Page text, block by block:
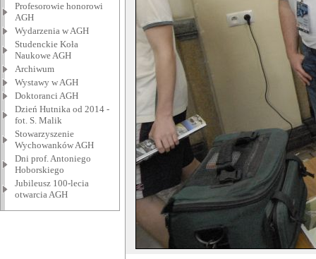
Profesorowie honorowi
AGH
Wydarzenia w AGH
Studenckie Koła
Naukowe AGH
Archiwum
Wystawy w AGH
Doktoranci AGH
Dzień Hutnika od 2014 -
fot. S. Malik
Stowarzyszenie
Wychowanków AGH
Dni prof. Antoniego
Hoborskiego
Jubileusz 100-lecia
otwarcia AGH